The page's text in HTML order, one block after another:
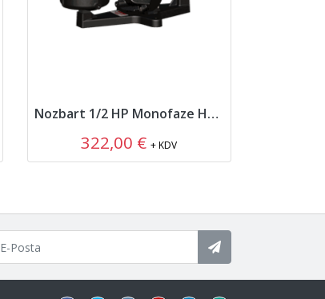
Nozbart 1/2 HP Monofaze Havuz Pompası
322,00 €+ KDV